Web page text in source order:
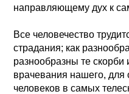
направляющему дух к
Все человечество
страдания; как
разнообразны те
врачевания нашего, для
человеков в самых